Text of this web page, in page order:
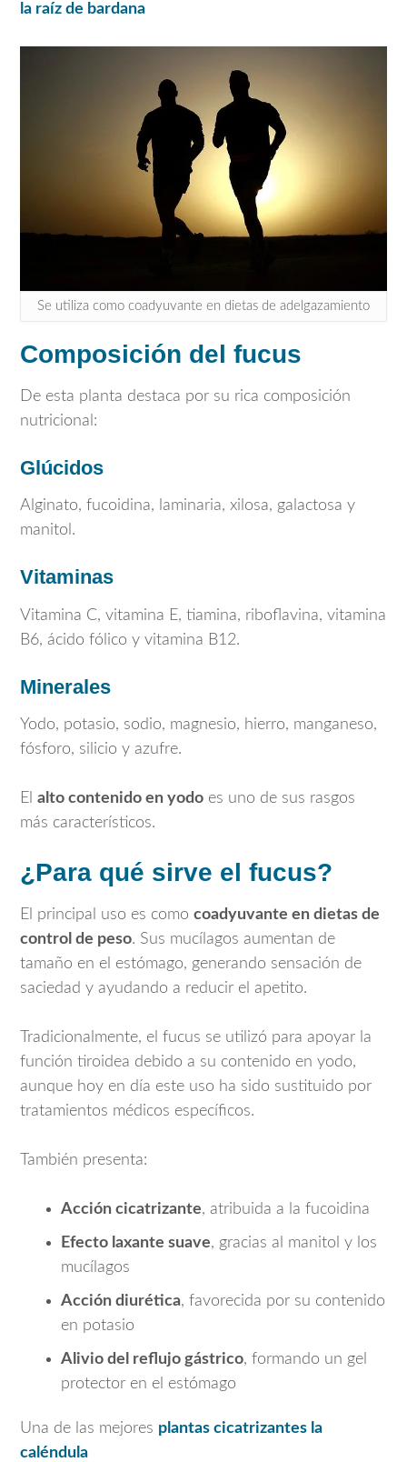
la raíz de bardana
Se utiliza como coadyuvante en dietas de adelgazamiento
Composición del fucus
De esta planta destaca por su rica composición
nutricional:
Glúcidos
Alginato, fucoidina, laminaria, xilosa, galactosa y
manitol.
Vitaminas
Vitamina C, vitamina E, tiamina, riboflavina, vitamina
B6, ácido fólico y vitamina B12.
Minerales
Yodo, potasio, sodio, magnesio, hierro, manganeso,
fósforo, silicio y azufre.
El alto contenido en yodo es uno de sus rasgos
más característicos.
¿Para qué sirve el fucus?
El principal uso es como coadyuvante en dietas de
control de peso. Sus mucílagos aumentan de
tamaño en el estómago, generando sensación de
saciedad y ayudando a reducir el apetito.
Tradicionalmente, el fucus se utilizó para apoyar la
función tiroidea debido a su contenido en yodo,
aunque hoy en día este uso ha sido sustituido por
tratamientos médicos específicos.
También presenta:
Acción cicatrizante, atribuida a la fucoidina
Efecto laxante suave, gracias al manitol y los
mucílagos
Acción diurética, favorecida por su contenido
en potasio
Alivio del reflujo gástrico, formando un gel
protector en el estómago
Una de las mejores plantas cicatrizantes la
caléndula